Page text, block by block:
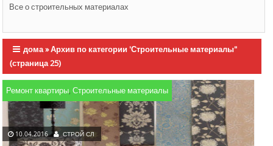
Все о строительных материалах
дома»Архив по категории 'Строительные материалы"
(страница 25)
Ремонт квартиры ,Строительные материалы
10.04.2016 СТРОЙ СЛ